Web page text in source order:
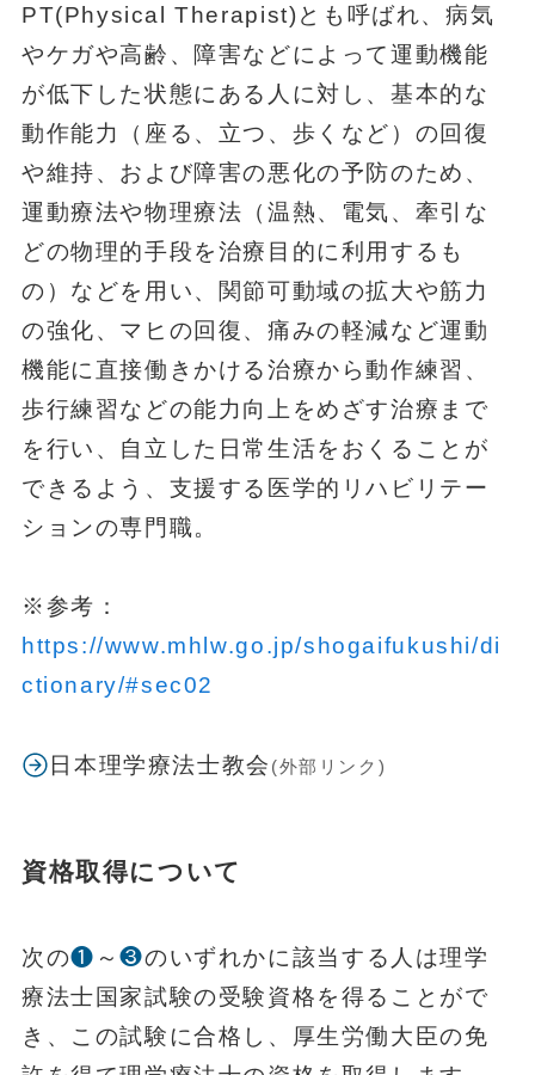
PT(Physical Therapist)とも呼ばれ、病気
やケガや高齢、障害などによって運動機能
が低下した状態にある人に対し、基本的な
動作能力（座る、立つ、歩くなど）の回復
や維持、および障害の悪化の予防のため、
運動療法や物理療法（温熱、電気、牽引な
どの物理的手段を治療目的に利用するも
の）などを用い、関節可動域の拡大や筋力
の強化、マヒの回復、痛みの軽減など運動
機能に直接働きかける治療から動作練習、
歩行練習などの能力向上をめざす治療まで
を行い、自立した日常生活をおくることが
できるよう、支援する医学的リハビリテー
ションの専門職。
※参考：
https://www.mhlw.go.jp/shogaifukushi/di
ctionary/#sec02
日本理学療法士教会 (外部リンク)
資格取得について
次の❶ ～❸のいずれかに該当する人は理学
療法士国家試験の受験資格を得ることがで
き、この試験に合格し、厚生労働大臣の免